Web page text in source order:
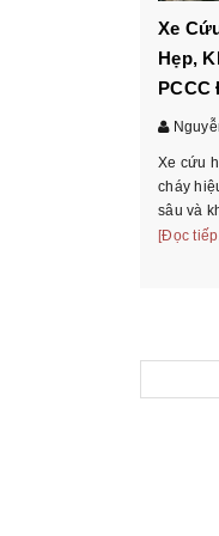
Xe
Hẹp,
PCCC
Xe cứu
cháy
sâu và
hỏa
[Đọc